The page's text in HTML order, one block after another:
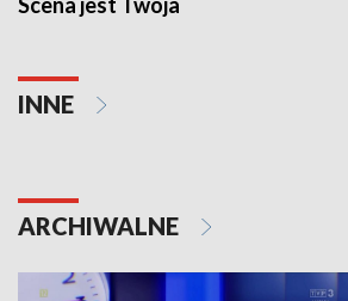
INNE
ARCHIWALNE